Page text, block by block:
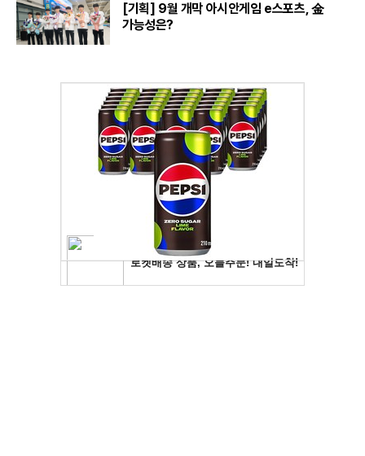
[기획] 9월 개막 아시안게임 e스포츠, 金
가능성은?